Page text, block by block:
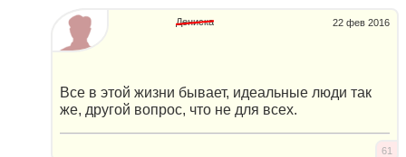
22 фев 2016
Дениска
Все в этой жизни бывает, идеальные люди так
же, другой вопрос, что не для всех.
61